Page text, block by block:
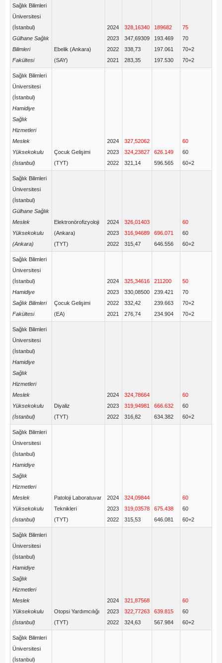
Sağlık Bilimleri
Üniversitesi
(İstanbul)
Gülhane Sağlık
Bilimleri
Fakültesi
Ebelik (Ankara)
(SAY)
2024
2023
2022
2021
328,16340
347,69309
338,73
283,35
189682
193.469
197.061
197.530
75
70
70+2
70+2
Sağlık Bilimleri
Üniversitesi
(İstanbul)
Hamidiye
Sağlık
Hizmetleri
Meslek
Yüksekokulu
(İstanbul)
Çocuk Gelişimi
(TYT)
2024
2023
2022
327,52062
324,23827
321,14
626.149
596.565
60
60
60+2
Sağlık Bilimleri
Üniversitesi
(İstanbul)
Gülhane Sağlık
Meslek
Yüksekokulu
(Ankara)
Elektronörofizyoloji
(Ankara)
(TYT)
2024
2023
2022
326,01403
316,94689
315,47
696.071
646.556
60
60
60+2
Sağlık Bilimleri
Üniversitesi
(İstanbul)
Hamidiye
Sağlık Bilimleri
Fakültesi
Çocuk Gelişimi
(EA)
2024
2023
2022
2021
325,34616
330,08500
332,42
276,74
211200
239.421
239.663
234.904
50
70
70+2
70+2
Sağlık Bilimleri
Üniversitesi
(İstanbul)
Hamidiye
Sağlık
Hizmetleri
Meslek
Yüksekokulu
(İstanbul)
Diyaliz
(TYT)
2024
2023
2022
324,78664
319,94981
316,82
666.632
634.382
60
60
60+2
Sağlık Bilimleri
Üniversitesi
(İstanbul)
Hamidiye
Sağlık
Hizmetleri
Meslek
Yüksekokulu
(İstanbul)
Patoloji Laboratuvar
Teknikleri
(TYT)
2024
2023
2022
324,09844
319,03578
315,53
675.438
646.081
60
60
60+2
Sağlık Bilimleri
Üniversitesi
(İstanbul)
Hamidiye
Sağlık
Hizmetleri
Meslek
Yüksekokulu
(İstanbul)
Otopsi Yardımcılığı
(TYT)
2024
2023
2022
321,87568
322,77263
324,63
639.815
567.984
60
60
60+2
Sağlık Bilimleri
Üniversitesi
(İstanbul)